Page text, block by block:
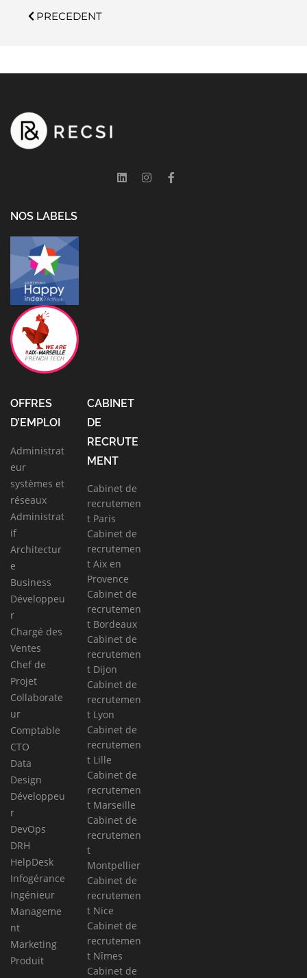
PRECEDENT
NOS LABELS
OFFRES
D’EMPLOI
Administrat
eur
systèmes et
réseaux
Administrat
if
Architectur
e
Business
Développeu
r
Chargé des
Ventes
Chef de
Projet
Collaborate
ur
Comptable
CTO
Data
Design
Développeu
r
DevOps
DRH
HelpDesk
Infogérance
Ingénieur
Manageme
nt
Marketing
Produit
CABINET
DE
RECRUTE
MENT
Cabinet de
recrutemen
t Paris
Cabinet de
recrutemen
t Aix en
Provence
Cabinet de
recrutemen
t Bordeaux
Cabinet de
recrutemen
t Dijon
Cabinet de
recrutemen
t Lyon
Cabinet de
recrutemen
t Lille
Cabinet de
recrutemen
t Marseille
Cabinet de
recrutemen
t
Montpellier
Cabinet de
recrutemen
t Nice
Cabinet de
recrutemen
t Nîmes
Cabinet de